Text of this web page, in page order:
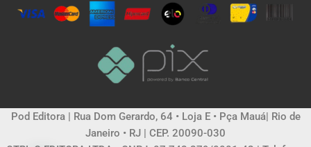
Pod Editora | Rua Dom Gerardo, 64 • Loja E • Pça Mauá| Rio de
Janeiro • RJ | CEP. 20090-030